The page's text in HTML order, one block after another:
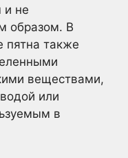
и не
образом. В
пятна также
веществами,
или
в